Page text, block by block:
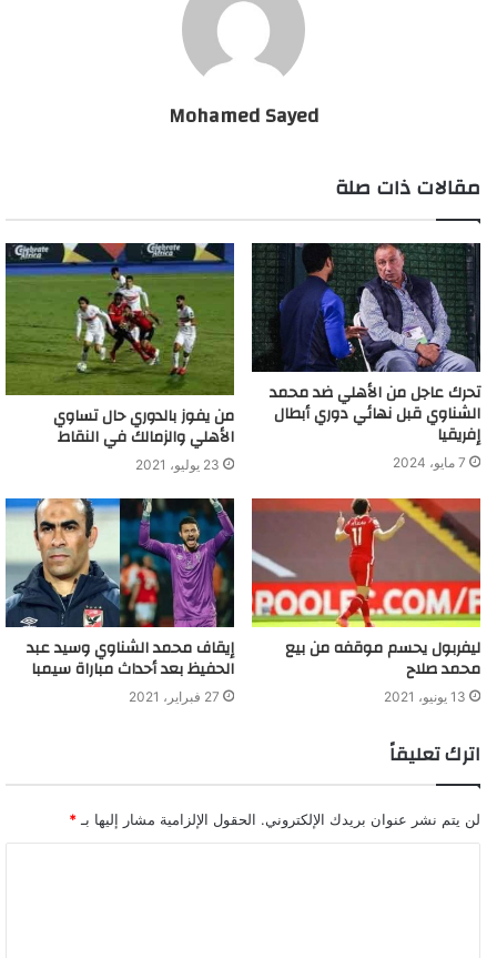
Mohamed Sayed
مقالات ذات صلة
تحرك عاجل من الأهلي ضد محمد
الشناوي قبل نهائي دوري أبطال
إفريقيا
7 مايو، 2024
من يفوز بالدوري حال تساوي
الأهلي والزمالك في النقاط
23 يوليو، 2021
ليفربول يحسم موقفه من بيع
محمد صلاح
13 يونيو، 2021
إيقاف محمد الشناوي وسيد عبد
الحفيظ بعد أحداث مباراة سيمبا
27 فبراير، 2021
اترك تعليقاً
لن يتم نشر عنوان بريدك الإلكتروني. الحقول الإلزامية مشار إليها بـ *